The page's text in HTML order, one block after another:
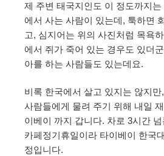
제 주변 태국지인도 이 정도까지
에서 사는 사람이 있는데, 툭하면
고, 심지어는 위의 사진처럼 목욕
에서 쥐가 죽어 있는 경우도 있더
아를 하는 사람들도 있는데요.
비록 한국에서 살고 있지는 않지
사람들에게 물려 주기 위해 내일
이베이 까지 갑니다. 차로 3시간
카페정기휴일이라 타이베이 한국
정입니다.